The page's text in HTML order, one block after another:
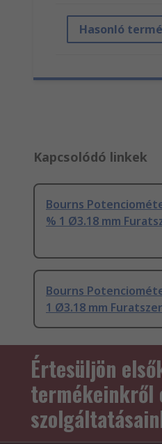
Hasonló
Kapcsolódó linkek
Bourns
% 1 Ø3.18 mm
Bourns
1 Ø3.18 mm
Értesüljön
termékeinkről